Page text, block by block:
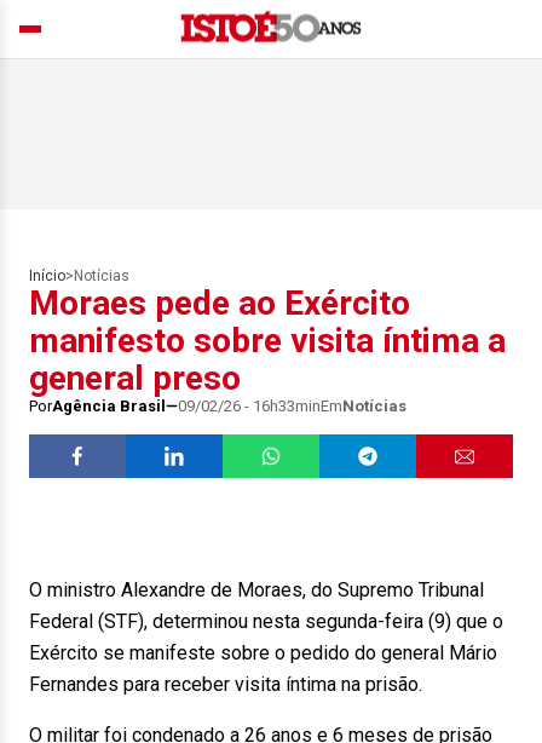
Início> Notícias
Moraes pede ao Exército
manifesto sobre visita íntima a
general preso
PorAgência Brasil 09/02/26 - 16h33minEmNotícias
O ministro Alexandre de Moraes, do Supremo Tribunal
Federal (STF), determinou nesta segunda-feira (9) que o
Exército se manifeste sobre o pedido do general Mário
Fernandes para receber visita íntima na prisão.
O militar foi condenado a 26 anos e 6 meses de prisão